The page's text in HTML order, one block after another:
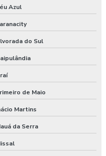
Azul
do Sul
de Maio
Martins
da Serra